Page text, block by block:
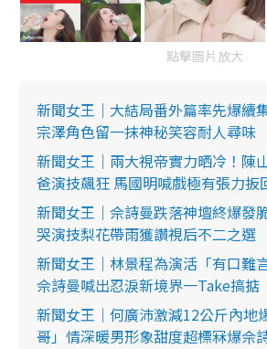
點擊圖片放大
新聞女王｜大結局番外篇率先爆續
宗澤角色留一抹神秘笑容耐人尋味
新聞女王｜兩大視帝實力晒冷！陳
爸演技飆狂 馬國明喊戲極有張力扳
新聞女王｜佘詩曼跌落神壇終爆發
哭演技梨花帶雨獲讚視后不二之選
新聞女王｜林景程為演活「有口難
佘詩曼喊出忍淚新境界一Take搞掂
新聞女王｜何廣沛激減12公斤內地
哥」情深暖男形象甜度超標冧爆佘